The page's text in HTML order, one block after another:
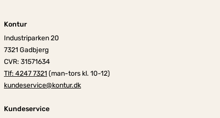
Kontur
Industriparken 20
7321 Gadbjerg
CVR: 31571634
Tlf: 4247 7321 (man-tors kl. 10-12)
kundeservice@kontur.dk
Kundeservice